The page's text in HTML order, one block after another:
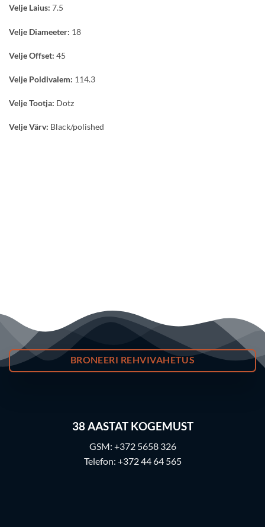
Velje Laius: 7.5
Velje Diameeter: 18
Velje Offset: 45
Velje Poldivalem: 114.3
Velje Tootja: Dotz
Velje Värv: Black/polished
BRONEERI REHVIVAHETUS
38AASTAT KOGEMUST
GSM: +372 5658 326
Telefon: +372 44 64 565